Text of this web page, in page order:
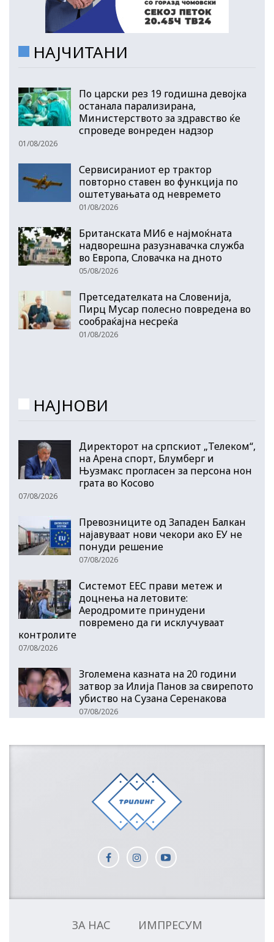
НАЈЧИТАНИ
По царски рез 19 годишна девојка
останала парализирана,
Министерството за здравство ќе
спроведе вонреден надзор
01/08/2026
Сервисираниот ер трактор
повторно ставен во функција по
оштетувањата од невремето
01/08/2026
Британската МИ6 е најмоќната
надворешна разузнавачка служба
во Европа, Словачка на дното
05/08/2026
Претседателката на Словенија,
Пирц Мусар полесно повредена во
сообраќајна несреќа
01/08/2026
НАЈНОВИ
Директорот на српскиот „Телеком“,
на Арена спорт, Блумберг и
Њузмакс прогласен за персона нон
грата во Косово
07/08/2026
Превозниците од Западен Балкан
најавуваат нови чекори ако ЕУ не
понуди решение
07/08/2026
Системот ЕЕС прави метеж и
доцнења на летовите:
Аеродромите принудени
повремено да ги исклучуваат
контролите
07/08/2026
Зголемена казната на 20 години
затвор за Илија Панов за свирепото
убиство на Сузана Серенакова
07/08/2026
ЗА НАС
ИМПРЕСУМ